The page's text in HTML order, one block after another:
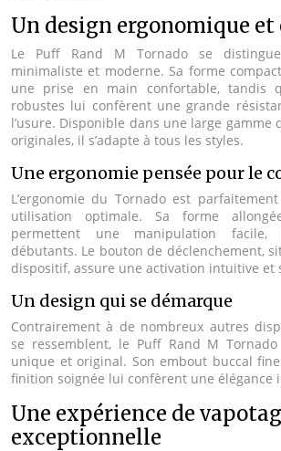
Un design ergonomique
Le Puff Rand M Tornado se
minimaliste et moderne. Sa forme
une prise en main confortable, tandis
robustes lui confèrent une grande
l’usure. Disponible dans une large gamme
originales, il s’adapte à tous les styles.
Une ergonomie pensée pour le
L’ergonomie du Tornado est
utilisation optimale. Sa forme
permettent une manipulation
débutants. Le bouton de déclenchement,
dispositif, assure une activation intuitive et
Un design qui se démarque
Contrairement à de nombreux autres
se ressemblent, le Puff Rand M
unique et original. Son embout buccal
finition soignée lui confèrent une élégance
Une expérience de
exceptionnelle